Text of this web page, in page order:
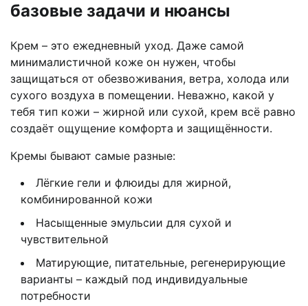
базовые задачи и нюансы
Крем – это ежедневный уход. Даже самой
минималистичной коже он нужен, чтобы
защищаться от обезвоживания, ветра, холода или
сухого воздуха в помещении. Неважно, какой у
тебя тип кожи – жирной или сухой, крем всё равно
создаёт ощущение комфорта и защищённости.
Кремы бывают самые разные:
Лёгкие гели и флюиды для жирной,
комбинированной кожи
Насыщенные эмульсии для сухой и
чувствительной
Матирующие, питательные, регенерирующие
варианты – каждый под индивидуальные
потребности